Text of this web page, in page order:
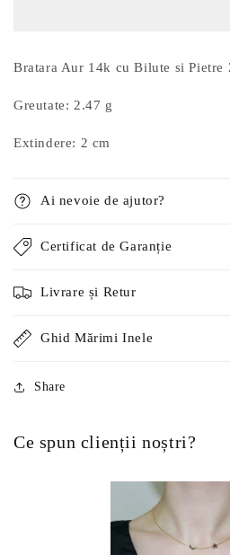
Pietre
Lila
Pietre
Bratara Aur 14k cu Bilute si Pietre
Greutate: 2.47 g
Extindere: 2 cm
Ai nevoie de ajutor?
Certificat de Garanție
Livrare și Retur
Ghid Mărimi Inele
Share
Ce spun clienții noștri?